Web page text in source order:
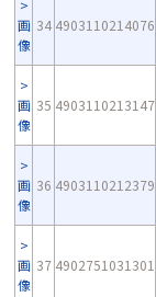
画
像
34 4903110214076
画
像
35 4903110213147
画
像
36 4903110212379
画
像
37 4902751031301